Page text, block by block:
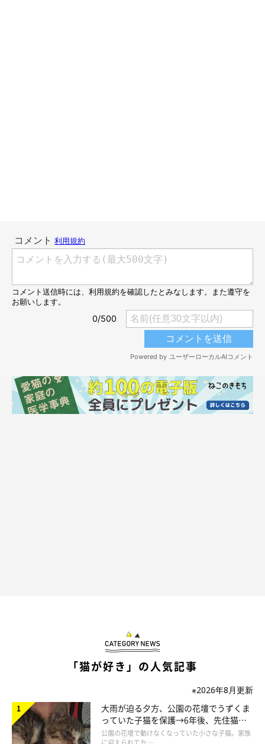
突然、まんまるなおめめで明後日の方向を見るじろうくん。猫じ
ゃらしで遊んでいたときに何か発見したのかな？
でもやっぱり猫じゃらしが気になる？ かと思いきや…
「猫が好き」の人気記事
※2026年8月更新
大雨が迫る夕方、公園の花壇でうずくま
っていた子猫を保護→6年後、先住猫
と“姉妹”のような関係に
公園の花壇で動けなくなっていた小さな子猫。家族